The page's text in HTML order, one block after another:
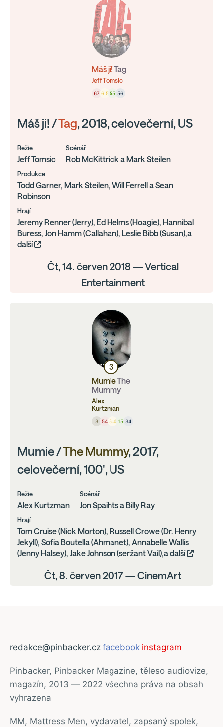
Máš ji!Tag
Jeff Tomsic
67 6.5 55 56
Máš ji! /Tag, 2018, celovečerní, US
Režie
Jeff Tomsic
Scénář
Rob McKittrick a Mark Steilen
Produkce
Todd Garner, Mark Steilen, Will Ferrell a Sean
Robinson
Hrají
Jeremy Renner (Jerry), Ed Helms (Hoagie), Hannibal
Buress, Jon Hamm (Callahan), Leslie Bibb (Susan),a
další
Čt, 14. červen 2018 — Vertical
Entertainment
3
MumieThe
Mummy
Alex
Kurtzman
3 54 5.4 15 34
Mumie /The Mummy, 2017,
celovečerní, 100', US
Režie
Alex Kurtzman
Scénář
Jon Spaihts a Billy Ray
Hrají
Tom Cruise (Nick Morton), Russell Crowe (Dr. Henry
Jekyll), Sofia Boutella (Ahmanet), Annabelle Wallis
(Jenny Halsey), Jake Johnson (seržant Vail),a další
Čt, 8. červen 2017 — CinemArt
redakce@pinbacker.cz facebook instagram
Pinbacker, Pinbacker Magazine, těleso audiovize,
magazín, 2013 — 2022 všechna práva na obsah
vyhrazena
MM, Mattress Men, vydavatel, zapsaný spolek,